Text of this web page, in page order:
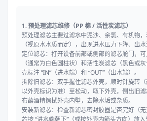
1. 预处理滤芯维修（PP 棉 / 活性炭滤芯）
预处理滤芯主要过滤水中泥沙、余氯、有机物
（视原水水质而定），出现进水压力下降、出水
定位滤芯：打开设备前部或侧部的滤芯舱门，
（通常为白色圆柱状）和活性炭滤芯（黑色或
壳标注 “IN”（进水端）和 “OUT”（出水端）。
拆除旧滤芯：双手握住滤芯外壳，顺时针旋转（
以外壳标识为准）至松动，取下外壳，倒出旧
布蘸酒精擦拭外壳内壁，去除水垢或杂质。
安装新滤芯：检查新滤芯密封胶圈是否完好（
芯按 “进水端朝下”（或按外壳内箭头方向）放